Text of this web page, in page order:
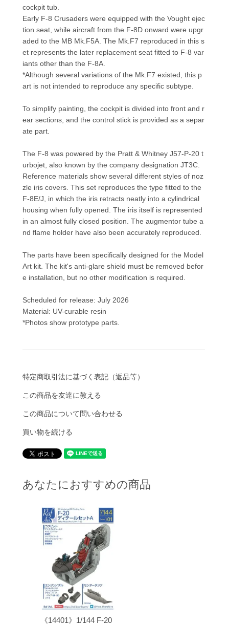
cockpit tub.
Early F-8 Crusaders were equipped with the Vought ejec
tion seat, while aircraft from the F-8D onward were upgr
aded to the MB Mk.F5A. The Mk.F7 reproduced in this s
et represents the later replacement seat fitted to F-8 var
iants other than the F-8A.
*Although several variations of the Mk.F7 existed, this p
art is not intended to reproduce any specific subtype.
To simplify painting, the cockpit is divided into front and r
ear sections, and the control stick is provided as a separ
ate part.
The F-8 was powered by the Pratt & Whitney J57-P-20 t
urbojet, also known by the company designation JT3C.
Reference materials show several different styles of noz
zle iris covers. This set reproduces the type fitted to the
F-8E/J, in which the iris retracts neatly into a cylindrical
housing when fully opened. The iris itself is represented
in an almost fully closed position. The augmentor tube a
nd flame holder have also been accurately reproduced.
The parts have been specifically designed for the Model
Art kit. The kit's anti-glare shield must be removed befor
e installation, but no other modification is required.
Scheduled for release: July 2026
Material: UV-curable resin
*Photos show prototype parts.
特定商取引法に基づく表記（返品等）
この商品を友達に教える
この商品について問い合わせる
買い物を続ける
あなたにおすすめの商品
《14401》1/144 F-20